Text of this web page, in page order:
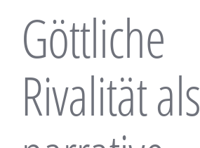
Göttliche
Rivalität als